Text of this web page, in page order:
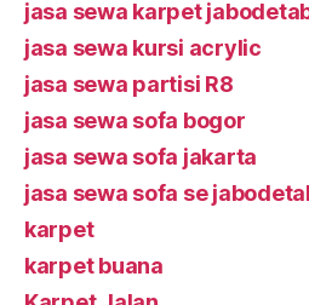
jasa sewa karpet
jasa sewa kursi acrylic
jasa sewa partisi R8
jasa sewa sofa bogor
jasa sewa sofa jakarta
jasa sewa sofa se
karpet
karpet buana